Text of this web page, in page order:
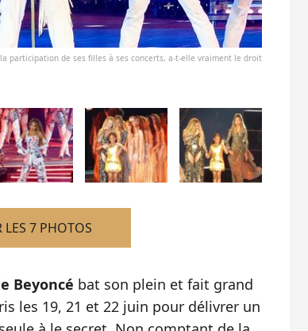
participation de ses filles à ses concerts, a-t-elle vraiment le droit
LES 7 PHOTOS
Beyoncé bat son plein et fait grand
les 19, 21 et 22 juin pour délivrer un